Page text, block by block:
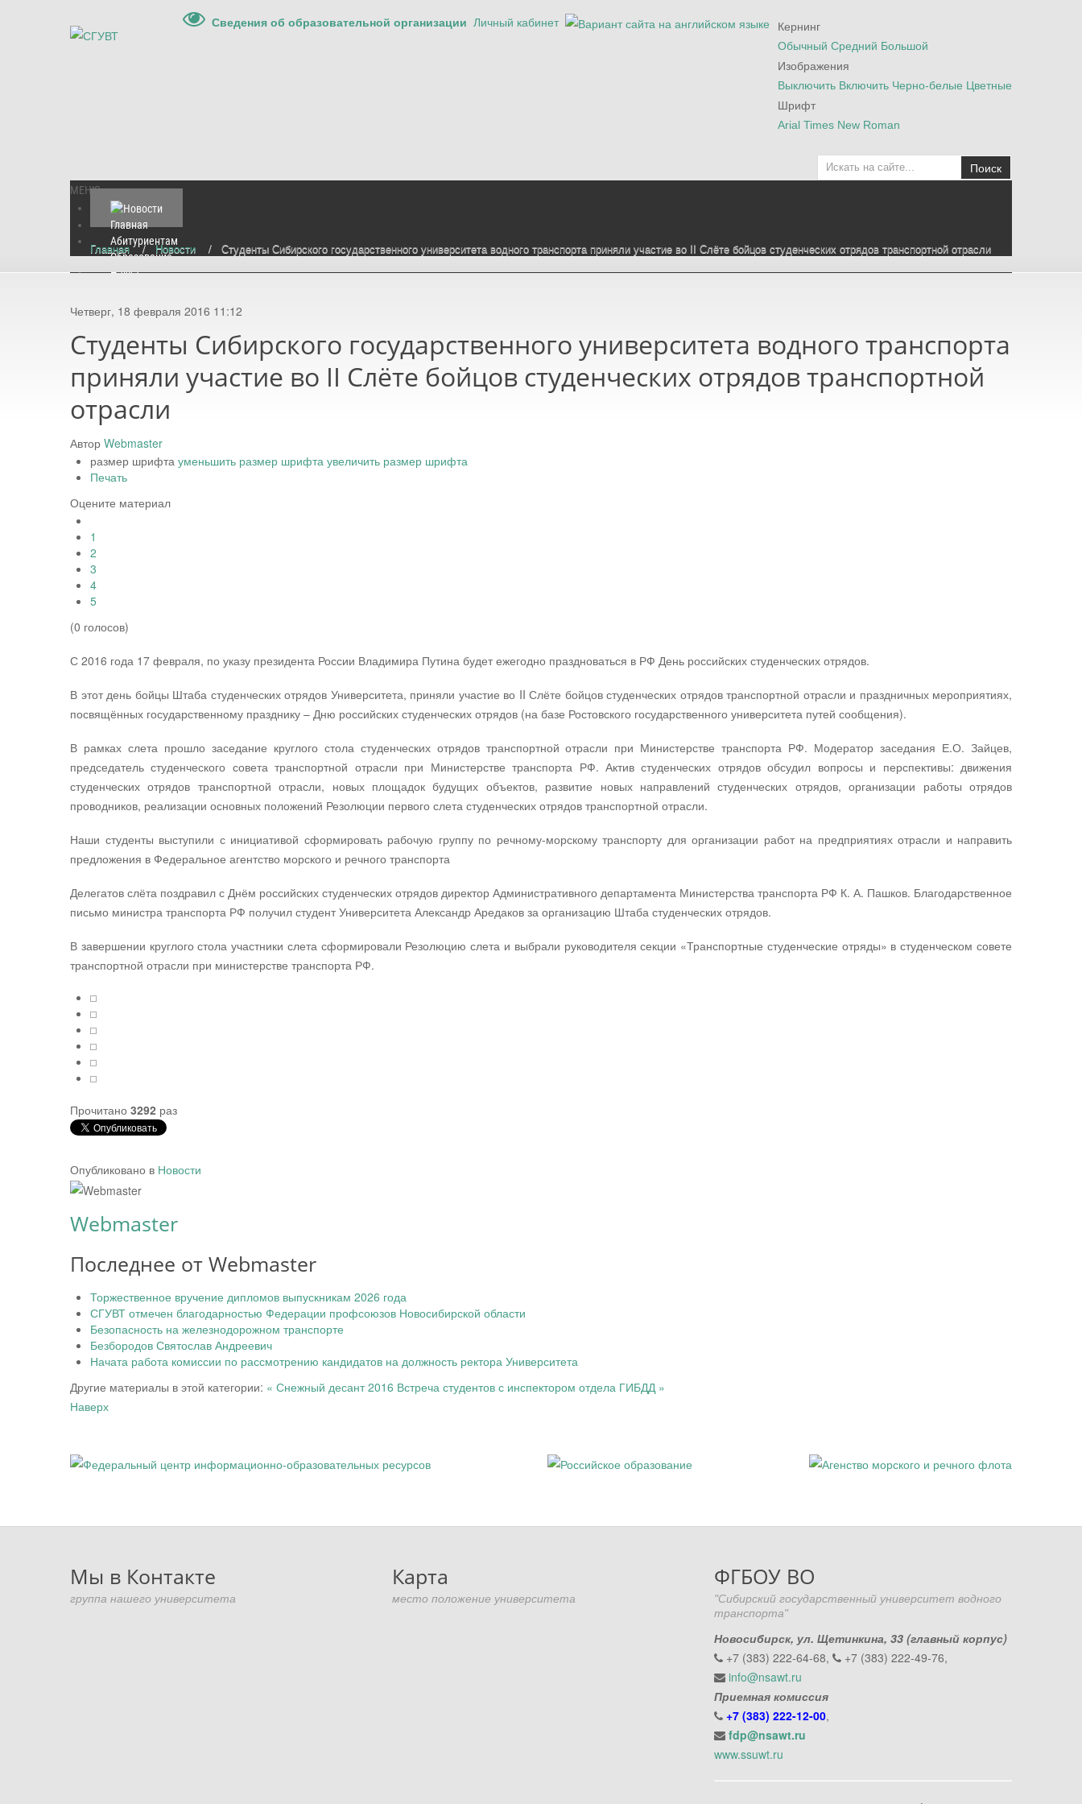
Кернинг
Обычный Средний Большой
Изображения
Выключить Включить Черно-белые Цветные
Шрифт
Arial Times New Roman
Сведения об образовательной организации Личный кабинет
Поиск
МЕНЮ
Главная
Абитуриентам
Образование
Наука
Культура и спорт
Контакты
Главная / Новости / Студенты Сибирского государственного университета водного транспорта приняли участие во II Слёте бойцов студенческих отрядов транспортной отрасли
Четверг, 18 февраля 2016 11:12
Студенты Сибирского государственного университета водного транспорта
приняли участие во II Слёте бойцов студенческих отрядов транспортной
отрасли
Автор Webmaster
размер шрифта уменьшить размер шрифта увеличить размер шрифта
Печать
Оцените материал
1
2
3
4
5
(0 голосов)
С 2016 года 17 февраля, по указу президента России Владимира Путина будет ежегодно праздноваться в РФ День российских студенческих отрядов.
В этот день бойцы Штаба студенческих отрядов Университета, приняли участие во II Слёте бойцов студенческих отрядов транспортной отрасли и праздничных мероприятиях,
посвящённых государственному празднику – Дню российских студенческих отрядов (на базе Ростовского государственного университета путей сообщения).
В рамках слета прошло заседание круглого стола студенческих отрядов транспортной отрасли при Министерстве транспорта РФ. Модератор заседания Е.О. Зайцев,
председатель студенческого совета транспортной отрасли при Министерстве транспорта РФ. Актив студенческих отрядов обсудил вопросы и перспективы: движения
студенческих отрядов транспортной отрасли, новых площадок будущих объектов, развитие новых направлений студенческих отрядов, организации работы отрядов
проводников, реализации основных положений Резолюции первого слета студенческих отрядов транспортной отрасли.
Наши студенты выступили с инициативой сформировать рабочую группу по речному-морскому транспорту для организации работ на предприятиях отрасли и направить
предложения в Федеральное агентство морского и речного транспорта
Делегатов слёта поздравил с Днём российских студенческих отрядов директор Административного департамента Министерства транспорта РФ К. А. Пашков. Благодарственное
письмо министра транспорта РФ получил студент Университета Александр Аредаков за организацию Штаба студенческих отрядов.
В завершении круглого стола участники слета сформировали Резолюцию слета и выбрали руководителя секции «Транспортные студенческие отряды» в студенческом совете
транспортной отрасли при министерстве транспорта РФ.
Прочитано 3292 раз
Опубликовано в Новости
Webmaster
Последнее от Webmaster
Торжественное вручение дипломов выпускникам 2026 года
СГУВТ отмечен благодарностью Федерации профсоюзов Новосибирской области
Безопасность на железнодорожном транспорте
Безбородов Святослав Андреевич
Начата работа комиссии по рассмотрению кандидатов на должность ректора Университета
Другие материалы в этой категории: « Снежный десант 2016 Встреча студентов с инспектором отдела ГИБДД »
Наверх
Мы в Контакте
группа нашего университета
Карта
место положение университета
ФГБОУ ВО
"Сибирский государственный университет водного
транспорта"
Новосибирск, ул. Щетинкина, 33 (главный корпус)
+7 (383) 222-64-68,
+7 (383) 222-49-76,
info@nsawt.ru
Приемная комиссия
+7 (383) 222-12-00,
fdp@nsawt.ru
www.ssuwt.ru